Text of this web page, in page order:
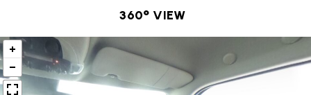
総支払額 446.8 万円
頭金 万円
残価
360° VIEW